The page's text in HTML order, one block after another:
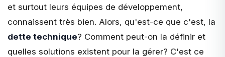
et surtout leurs équipes de développement,
connaissent très bien. Alors, qu'est-ce que c'est, la
dette technique? Comment peut-on la définir et
quelles solutions existent pour la gérer? C'est ce